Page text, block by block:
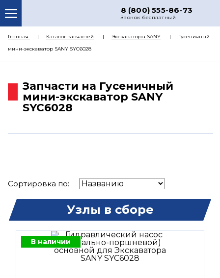
8 (800) 555-86-73
Звонок бесплатный
О НАС
КАТАЛОГ ЗАПЧАСТЕЙ
ДОСТАВКА
Главная Каталог запчастей Экскаваторы SANY
Гусеничный
мини-экскаватор SANY SYC6028
Запчасти на Гусеничный
мини-экскаватор SANY
SYC6028
Сортировка по:
Узлы в сборе
В наличии